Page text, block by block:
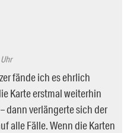
fände ich es ehrlich
Karte erstmal weiterhin
dann verlängerte sich der
alle Fälle. Wenn die Karten